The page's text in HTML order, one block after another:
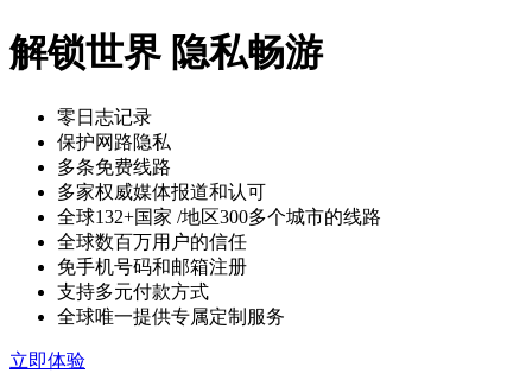
解锁世界 隐私畅游
零日志记录
保护网路隐私
多条免费线路
多家权威媒体报道和认可
全球132+国家 /地区300多个城市的线路
全球数百万用户的信任
免手机号码和邮箱注册
支持多元付款方式
全球唯一提供专属定制服务
立即体验